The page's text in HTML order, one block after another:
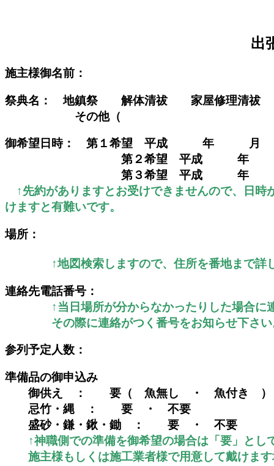
出
施主様御名前：
祭典名： 地鎮祭 解体清祓 家屋修理清
その他（
御希望日時： 第１希望 平成
第２希望 平成 年
第３希望 平成 年
↑先約がありますとお受けできませんので、日
けますと有難いです。
場所：
↑地図検索しますので、住所を番地まで詳
連絡先電話番号：
↑当日場所が分からなかったりした場合に
その際に連絡がつく番号をお知らせ下さい
参列予定人数：
準備品の御申込み
御供え ： 要（ 魚無し ・ 魚付き
忌竹・縄 ： 要 ・ 不要
盛砂・鎌・鍬・鋤 ： 要 ・ 不要
↑神職側での準備を御希望の場合は「要」とし
施主様もしくは施工業者様で用意して戴けます